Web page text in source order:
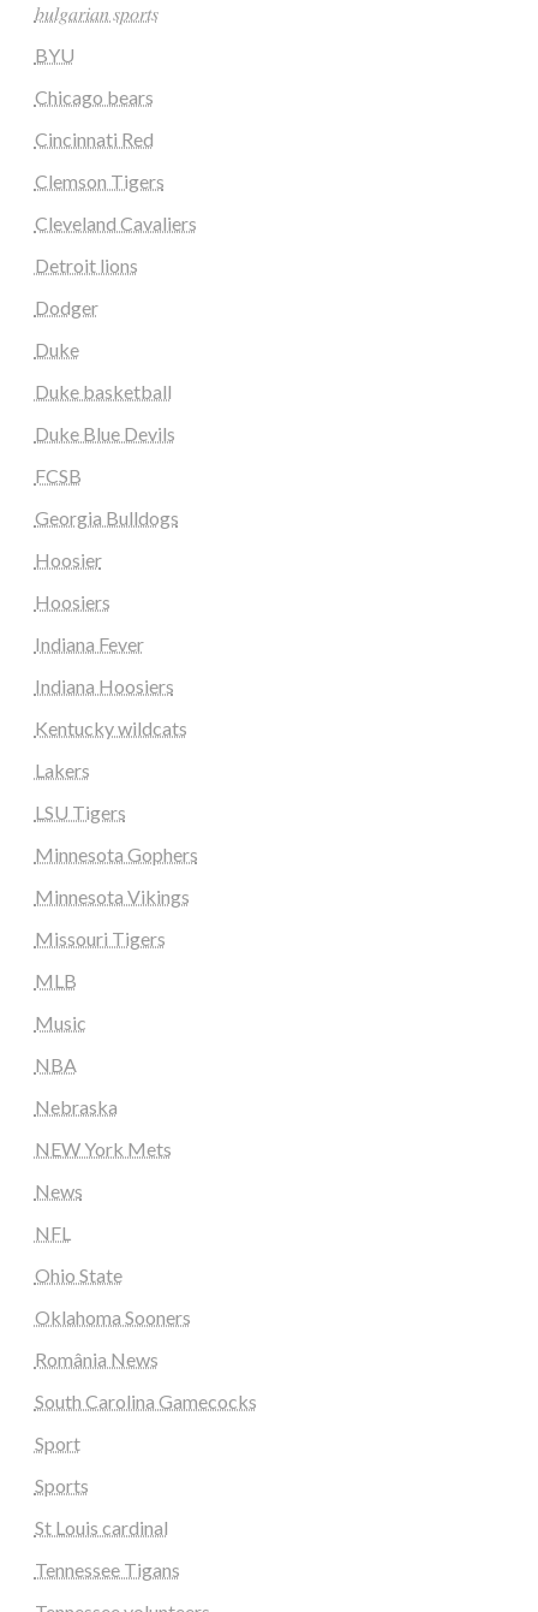
𝑏𝑢𝑙𝑔𝑎𝑟𝑖𝑎𝑛 𝑠𝑝𝑜𝑟𝑡𝑠
BYU
Chicago bears
Cincinnati Red
Clemson Tigers
Cleveland Cavaliers
Detroit lions
Dodger
Duke
Duke basketball
Duke Blue Devils
FCSB
Georgia Bulldogs
Hoosier
Hoosiers
Indiana Fever
Indiana Hoosiers
Kentucky wildcats
Lakers
LSU Tigers
Minnesota Gophers
Minnesota Vikings
Missouri Tigers
MLB
Music
NBA
Nebraska
NEW York Mets
News
NFL
Ohio State
Oklahoma Sooners
România News
South Carolina Gamecocks
Sport
Sports
St Louis cardinal
Tennessee Tigans